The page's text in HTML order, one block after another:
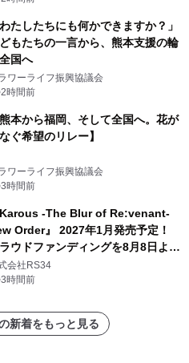
わたしたちにも何かできますか？」
もたちの一言から、熊本支援の輪
国へ
ワーライフ振興協議会
2時間前
熊本から福岡、そして全国へ。花が
ぐ希望のリレー】
ワーライフ振興協議会
3時間前
Karous -The Blur of Re:venant-
Order』 2027年1月発売予定！
ウドファンディングを8月8日より
会社RS34
3時間前
新着をもっと見る